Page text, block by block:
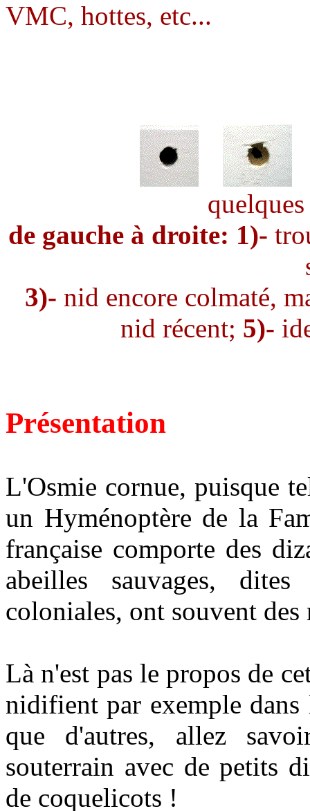
VMC, hottes, etc...
de gauche à droite: 1)-
3)- nid encore colmaté,
nid récent; 5)-
Présentation
L'Osmie cornue, puisque
un Hyménoptère de la
française comporte des
abeilles sauvages,
coloniales, ont souvent
Là n'est pas le propos de
nidifient par exemple dans
que d'autres, allez
souterrain avec de petits
de coquelicots !